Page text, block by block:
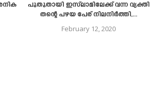
പുതുതായി ഇസ്‌ലാമിലേക്ക് വന്ന വ്യക്തി
തന്റെ പഴയ പേര് നിലനിര്‍ത്തി,...
February 12, 2020